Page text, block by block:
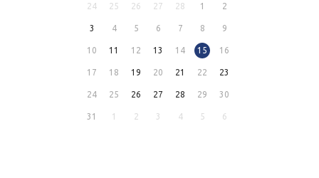
24 25 26 27 28 1 2
3 4 5 6 7 8 9
10 11 12 13 14 15 16
17 18 19 20 21 22 23
24 25 26 27 28 29 30
31 1 2 3 4 5 6